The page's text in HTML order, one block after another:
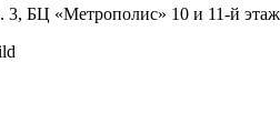
3, БЦ «Метрополис» 10 и 11-й